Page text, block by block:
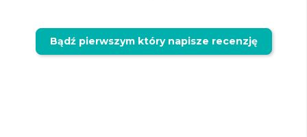
Bądź pierwszym który napisze recenzję